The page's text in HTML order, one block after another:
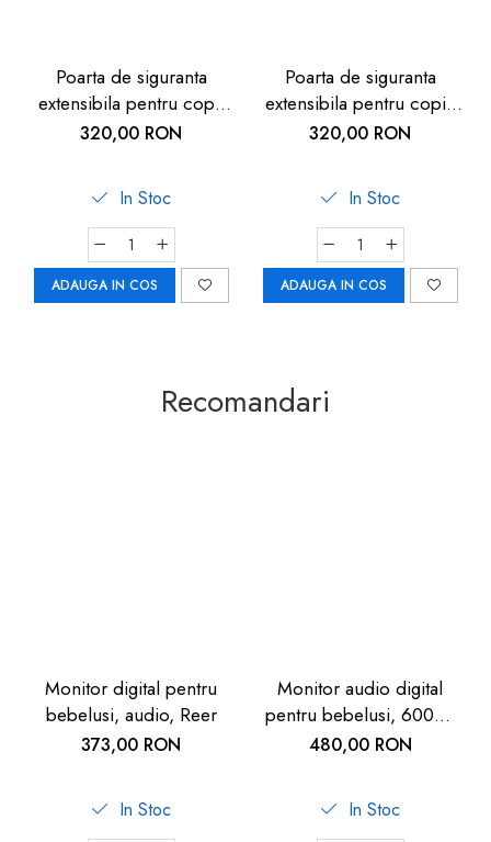
Poarta de siguranta
extensibila pentru copii
Noma, 62 – 102 cm,
320,00 RON
In Stoc
ADAUGA IN COS
Poarta de siguranta
extensibila pentru copii,
Noma, 62–102 cm, metal
320,00 RON
In Stoc
ADAUGA IN COS
Recomandari
Monitor digital pentru
bebelusi, audio, Reer
373,00 RON
In Stoc
Monitor audio digital
pentru bebelusi, 600m,
Cosmo, Reer
480,00 RON
In Stoc